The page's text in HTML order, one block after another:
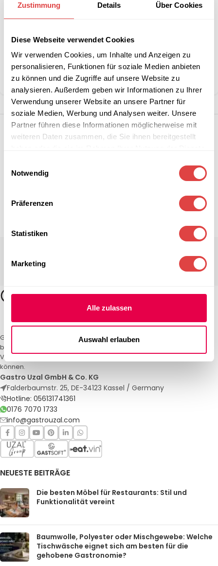
Zustimmung Details Über Cookies
Diese Webseite verwendet Cookies
Wir verwenden Cookies, um Inhalte und Anzeigen zu
personalisieren, Funktionen für soziale Medien anbieten
zu können und die Zugriffe auf unsere Website zu
analysieren. Außerdem geben wir Informationen zu Ihrer
Verwendung unserer Website an unsere Partner für
soziale Medien, Werbung und Analysen weiter. Unsere
Partner führen diese Informationen möglicherweise mit
weiteren Daten zusammen, die Sie ihnen bereitgestellt
Notwendig
Präferenzen
Statistiken
Marketing
Alle zulassen
Auswahl erlauben
Stückzahlen?
Artikelnummer:KTHW
Kategorie: Tischhussen
Marke:Gastro Uzal
Teilen:
Gastro Uzal – Ihr Spezialist für Gastronomiemöbel und -textilien. Wir
bieten maßgeschneiderte Lösungen für Restaurants, Hotels und
Veranstaltungen. Qualität und Service, auf die Sie sich verlassen
können.
Gastro Uzal GmbH & Co. KG
Falderbaumstr. 25, DE-34123 Kassel / Germany
Hotline: 056131741361
0176 7070 1733
info@gastrouzal.com
NEUESTE BEITRÄGE
Die besten Möbel für Restaurants: Stil und
Funktionalität vereint
Baumwolle, Polyester oder Mischgewebe: Welche
Tischwäsche eignet sich am besten für die
gehobene Gastronomie?